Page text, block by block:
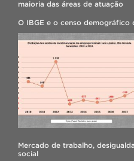
maioria das áreas de atuação
O IBGE e o censo demográfico
Mercado de trabalho,
social